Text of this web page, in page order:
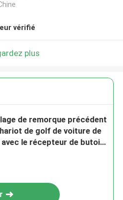
vérifié
plus
de remorque précédent
de golf de voiture de
avec le récepteur de butoir